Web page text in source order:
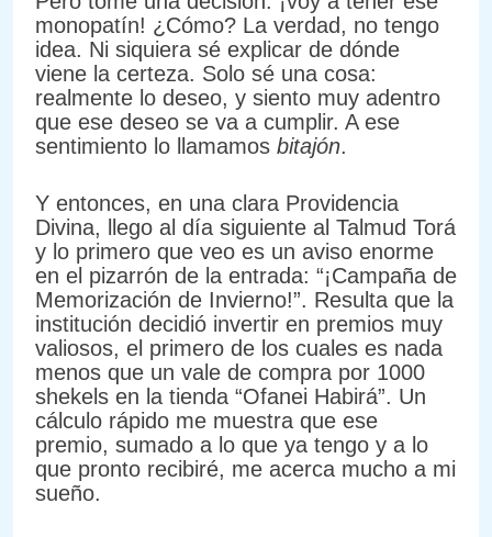
monopatín! ¿Cómo? La verdad, no tengo
idea. Ni siquiera sé explicar de dónde
viene la certeza. Solo sé una cosa:
realmente lo deseo, y siento muy adentro
que ese deseo se va a cumplir. A ese
sentimiento lo llamamos bitajón.
Y entonces, en una clara Providencia
Divina, llego al día siguiente al Talmud Torá
y lo primero que veo es un aviso enorme
en el pizarrón de la entrada: “¡Campaña de
Memorización de Invierno!”. Resulta que la
institución decidió invertir en premios muy
valiosos, el primero de los cuales es nada
menos que un vale de compra por 1000
shekels en la tienda “Ofanei Habirá”. Un
cálculo rápido me muestra que ese
premio, sumado a lo que ya tengo y a lo
que pronto recibiré, me acerca mucho a mi
sueño.